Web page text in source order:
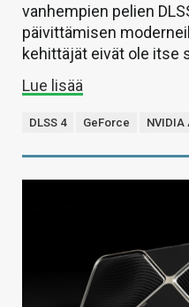
vanhempien pelien
päivittämisen
kehittäjät eivät ole itse
Lue lisää
DLSS 4 GeForce NVIDIA